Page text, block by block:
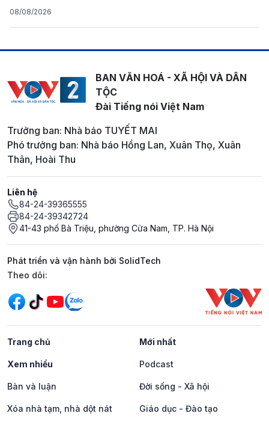
08/08/2026
BAN VĂN HOÁ - XÃ HỘI VÀ DÂN
TỘC
Đài Tiếng nói Việt Nam
Trưởng ban: Nhà báo TUYẾT MAI
Phó trưởng ban: Nhà báo Hồng Lan, Xuân Thọ, Xuân
Thân, Hoài Thu
Liên hệ
84-24-39365555
84-24-39342724
41-43 phố Bà Triệu, phường Cửa Nam, TP. Hà Nội
Phát triển và vận hành bởi SolidTech
Mạng xã hội
Theo dõi:
Trang chủ Mới nhất
Xem nhiều Podcast
Bàn và luận Đời sống - Xã hội
Xóa nhà tạm, nhà dột nát Giáo dục - Đào tạo